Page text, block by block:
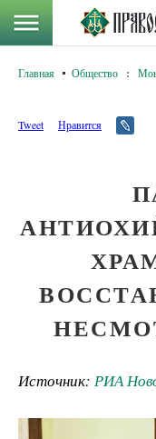
Главная Общество :
Tweet Нравится
Источник: РИА